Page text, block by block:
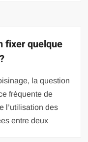
fixer quelque
la question
fréquente de
l’utilisation des
entre deux